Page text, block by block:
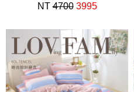
FORME
202508新品
NT4700 3995